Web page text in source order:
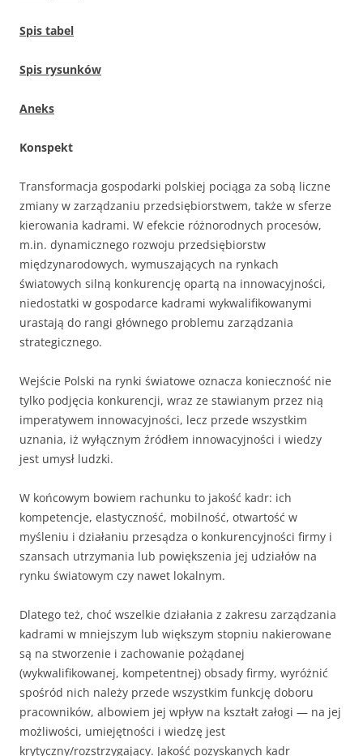
Spis tabel
Spis rysunków
Aneks
Konspekt
Transformacja gospodarki polskiej pociąga za sobą liczne
zmiany w zarządzaniu przedsiębiorstwem, także w sferze
kierowania kadrami. W efekcie różnorodnych procesów,
m.in. dynamicznego rozwoju przedsiębiorstw
międzynarodowych, wymuszających na rynkach
światowych silną konkurencję opartą na innowacyjności,
niedostatki w gospodarce kadrami wykwalifikowanymi
urastają do rangi głównego problemu zarządzania
strategicznego.
Wejście Polski na rynki światowe oznacza konieczność nie
tylko podjęcia konkurencji, wraz ze stawianym przez nią
imperatywem innowacyjności, lecz przede wszystkim
uznania, iż wyłącznym źródłem innowacyjności i wiedzy
jest umysł ludzki.
W końcowym bowiem rachunku to jakość kadr: ich
kompetencje, elastyczność, mobilność, otwartość w
myśleniu i działaniu przesądza o konkurencyjności firmy i
szansach utrzymania lub powiększenia jej udziałów na
rynku światowym czy nawet lokalnym.
Dlatego też, choć wszelkie działania z zakresu zarządzania
kadrami w mniejszym lub większym stopniu nakierowane
są na stworzenie i zachowanie pożądanej
(wykwalifikowanej, kompetentnej) obsady firmy, wyróżnić
spośród nich należy przede wszystkim funkcję doboru
pracowników, albowiem jej wpływ na kształt załogi — na jej
możliwości, umiejętności i wiedzę jest
krytyczny/rozstrzygający. Jakość pozyskanych kadr